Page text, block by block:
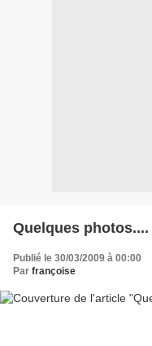
Quelques photos....
Publié le 30/03/2009 à 00:00
Par françoise